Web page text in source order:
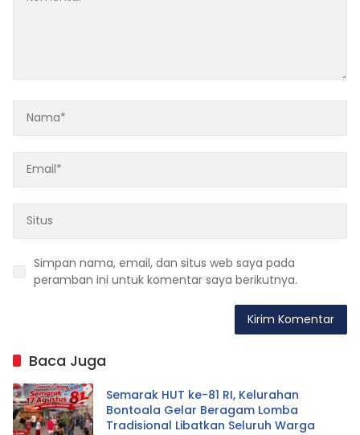
Simpan nama, email, dan situs web saya pada
peramban ini untuk komentar saya berikutnya.
Baca Juga
Semarak HUT ke-81 RI, Kelurahan
Bontoala Gelar Beragam Lomba
Tradisional Libatkan Seluruh Warga